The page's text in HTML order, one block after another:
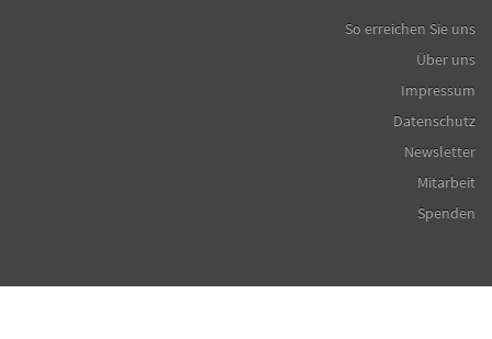
So erreichen Sie uns
Über uns
Impressum
Datenschutz
Newsletter
Mitarbeit
Spenden